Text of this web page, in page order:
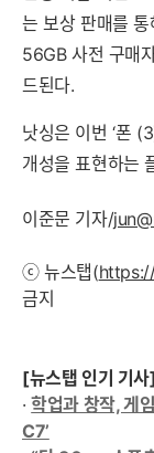
는 보상 판매를
56GB 사전 구매
드된다.
낫싱은 이번 ‘폰
개성을 표현하는
이준문 기자/
ⓒ 뉴스탭(
금지
[뉴스탭 인기 기사]
·학업과 창작, 게
C7’